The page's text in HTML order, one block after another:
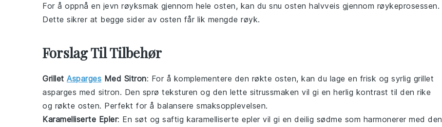
For å oppnå en jevn røyksmak gjennom hele osten, kan du snu osten halvveis gjennom røykeprosessen.
Dette sikrer at begge sider av osten får lik mengde røyk.
Forslag Til Tilbehør
Grillet Asparges Med Sitron: For å komplementere den røkte osten, kan du lage en frisk og syrlig grillet
asparges med sitron. Den sprø teksturen og den lette sitrussmaken vil gi en herlig kontrast til den rike
og røkte osten. Perfekt for å balansere smaksopplevelsen.
Karamelliserte Epler: En søt og saftig karamelliserte epler vil gi en deilig sødme som harmonerer med den